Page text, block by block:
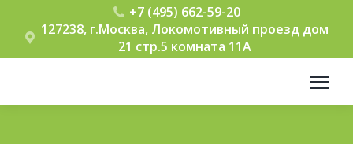
+7 (495) 662-59-20
127238, г.Москва, Локомотивный проезд дом
21 стр.5 комната 11А